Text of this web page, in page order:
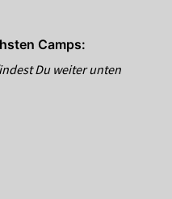
Camps:
Du weiter unten